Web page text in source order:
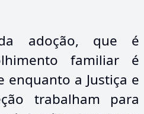
da adoção, que é
familiar é
enquanto a Justiça e
trabalham para